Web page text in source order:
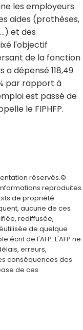
les employeurs
aides (prothèses,
et des
l'objectif
de la fonction
a dépensé 118,49
par rapport à
est passé de
le FIPHFP.
réservés.©
reproduites
de propriété
aucune de ces
rediffusée,
de quelque
de l'AFP. L'AFP ne
erreurs,
conséquences des
de ces